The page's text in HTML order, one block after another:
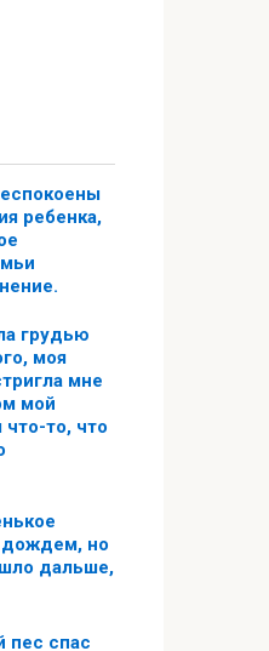
ребенка,
грудью
моя
мне
мой
то, что
но
дальше,
пес спас